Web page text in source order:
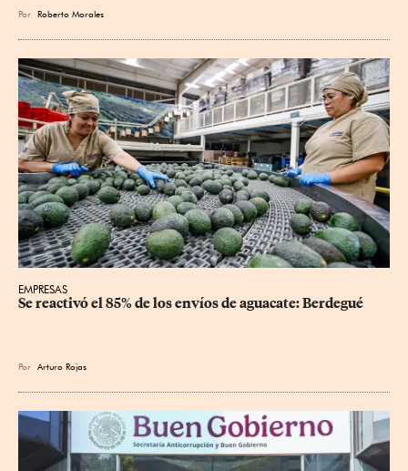
Por Roberto Morales
EMPRESAS
Se reactivó el 85% de los envíos de aguacate: Berdegué
Por Arturo Rojas